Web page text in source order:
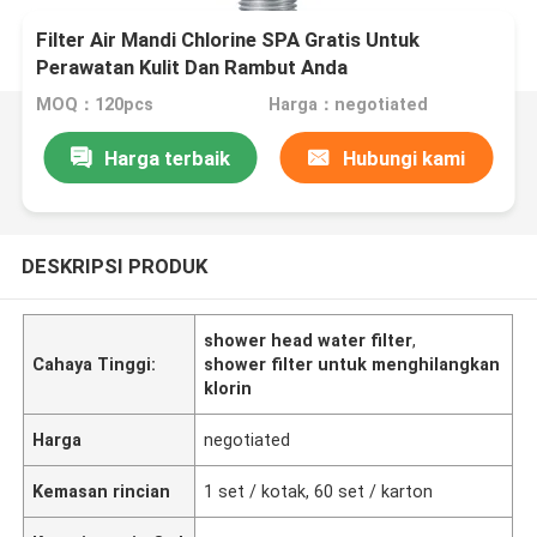
Filter Air Mandi Chlorine SPA Gratis Untuk
Perawatan Kulit Dan Rambut Anda
MOQ：120pcs Harga：negotiated
Harga terbaik Hubungi kami
DESKRIPSI PRODUK
Cahaya Tinggi:
shower head water filter,
shower filter untuk menghilangkan
klorin
Harga negotiated
Kemasan rincian 1 set / kotak, 60 set / karton